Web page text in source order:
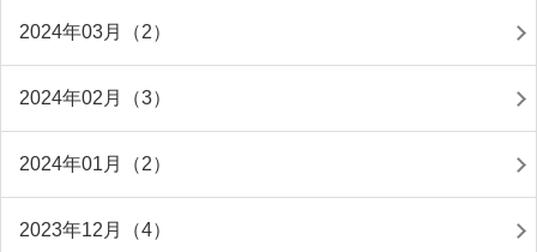
2024年03月（2）
2024年02月（3）
2024年01月（2）
2023年12月（4）